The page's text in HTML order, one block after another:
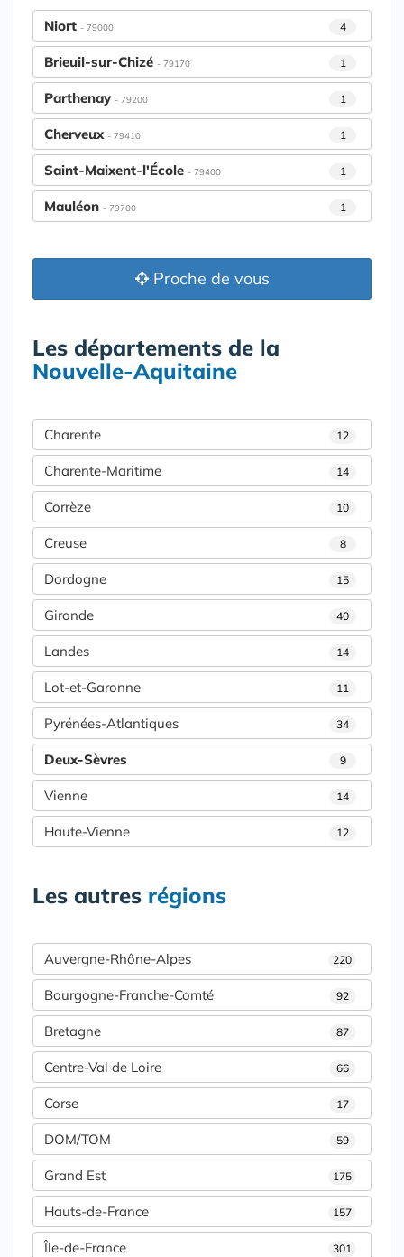
Niort - 79000 4
Brieuil-sur-Chizé - 79170 1
Parthenay - 79200 1
Cherveux - 79410 1
Saint-Maixent-l'École - 79400 1
Mauléon - 79700 1
Proche de vous
Les départements de la
Nouvelle-Aquitaine
Charente 12
Charente-Maritime 14
Corrèze 10
Creuse 8
Dordogne 15
Gironde 40
Landes 14
Lot-et-Garonne 11
Pyrénées-Atlantiques 34
Deux-Sèvres 9
Vienne 14
Haute-Vienne 12
Les autres régions
Auvergne-Rhône-Alpes 220
Bourgogne-Franche-Comté 92
Bretagne 87
Centre-Val de Loire 66
Corse 17
DOM/TOM 59
Grand Est 175
Hauts-de-France 157
Île-de-France 301